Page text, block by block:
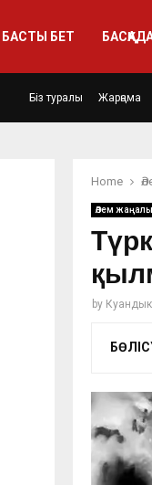
БАСТЫ БЕТ
Біз туралы Жарңама
Home
Әлем
by